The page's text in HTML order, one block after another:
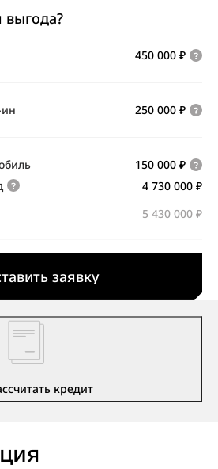
выгода?
450 000 ₽
250 000 ₽
150 000 ₽
4 730 000 ₽
5 430 000 ₽
заявку
кредит